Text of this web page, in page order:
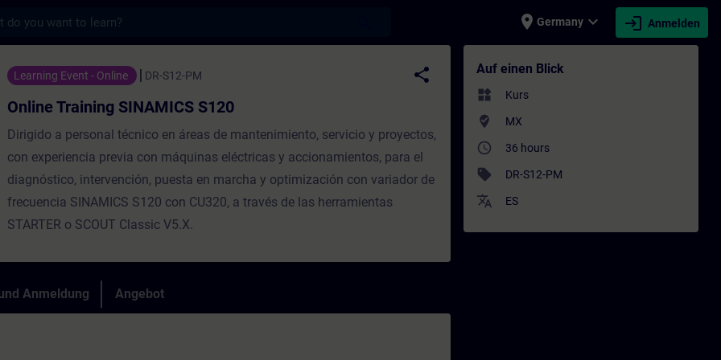
place Germany expand_more login Anmelden
SINAMICS S120 - Training - Schulung - Weiterbildung | SITRAIN
Learning Event - Online DR-S12-PM
share
Online Training SINAMICS S120
Dirigido a personal técnico en áreas de mantenimiento, servicio y proyectos,
con experiencia previa con máquinas eléctricas y accionamientos, para el
diagnóstico, intervención, puesta en marcha y optimización con variador de
frecuencia SINAMICS S120 con CU320, a través de las herramientas
STARTER o SCOUT Classic V5.X.
Anmeldung Angebot
Auf einen Blick
widgets Kurs
where_to_vote MX
access_time 36 hours
sell DR-S12-PM
translate ES